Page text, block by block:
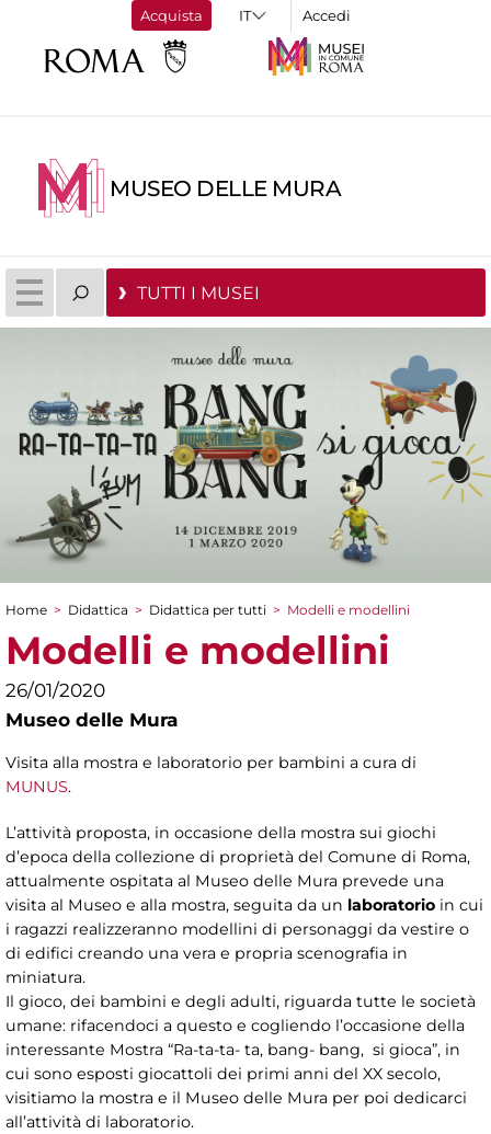
Acquista Accedi
MUSEO DELLE MURA
TUTTI I MUSEI
Tu sei qui
Home > Didattica > Didattica per tutti > Modelli e modellini
Modelli e modellini
26/01/2020
Museo delle Mura
Visita alla mostra e laboratorio per bambini a cura di
MUNUS.
L’attività proposta, in occasione della mostra sui giochi
d’epoca della collezione di proprietà del Comune di Roma,
attualmente ospitata al Museo delle Mura prevede una
visita al Museo e alla mostra, seguita da un laboratorio in cui
i ragazzi realizzeranno modellini di personaggi da vestire o
di edifici creando una vera e propria scenografia in
miniatura.
Il gioco, dei bambini e degli adulti, riguarda tutte le società
umane: rifacendoci a questo e cogliendo l’occasione della
interessante Mostra “Ra-ta-ta- ta, bang- bang, si gioca”, in
cui sono esposti giocattoli dei primi anni del XX secolo,
visitiamo la mostra e il Museo delle Mura per poi dedicarci
all’attività di laboratorio.